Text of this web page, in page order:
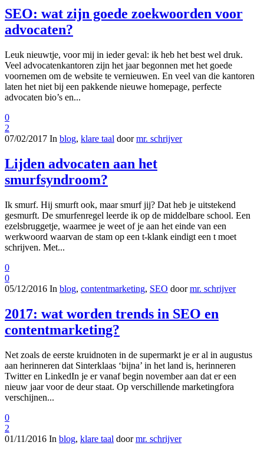
SEO: wat zijn goede zoekwoorden voor
advocaten?
Leuk nieuwtje, voor mij in ieder geval: ik heb het best wel druk.
Veel advocatenkantoren zijn het jaar begonnen met het goede
voornemen om de website te vernieuwen. En veel van die kantoren
laten het niet bij een pakkende nieuwe homepage, perfecte
advocaten bio’s en...
0
2
07/02/2017 In blog, klare taal door mr. schrijver
Lijden advocaten aan het
smurfsyndroom?
Ik smurf. Hij smurft ook, maar smurf jij? Dat heb je uitstekend
gesmurft. De smurfenregel leerde ik op de middelbare school. Een
ezelsbruggetje, waarmee je weet of je aan het einde van een
werkwoord waarvan de stam op een t-klank eindigt een t moet
schrijven. Met...
0
0
05/12/2016 In blog, contentmarketing, SEO door mr. schrijver
2017: wat worden trends in SEO en
contentmarketing?
Net zoals de eerste kruidnoten in de supermarkt je er al in augustus
aan herinneren dat Sinterklaas ‘bijna’ in het land is, herinneren
Twitter en LinkedIn je er vanaf begin november aan dat er een
nieuw jaar voor de deur staat. Op verschillende marketingfora
verschijnen...
0
2
01/11/2016 In blog, klare taal door mr. schrijver